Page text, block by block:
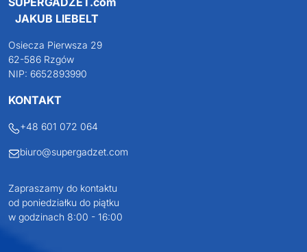
JAKUB LIEBELT
Osiecza Pierwsza 29
62-586 Rzgów
NIP: 6652893990
KONTAKT
+48 601 072 064
biuro@supergadzet.com
Zapraszamy do kontaktu
od poniedziałku do piątku
w godzinach 8:00 - 16:00